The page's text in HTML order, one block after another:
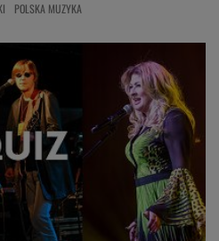
POLSKA MUZYKA